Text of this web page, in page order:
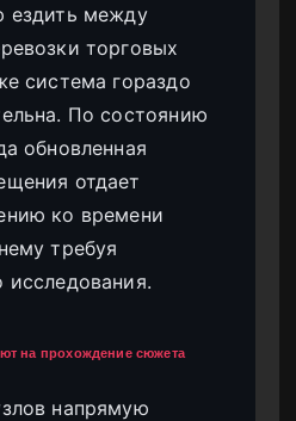
ездить между
торговых
система гораздо
По состоянию
обновленная
отдает
ко времени
требуя
исследования.
на прохождение сюжета
напрямую